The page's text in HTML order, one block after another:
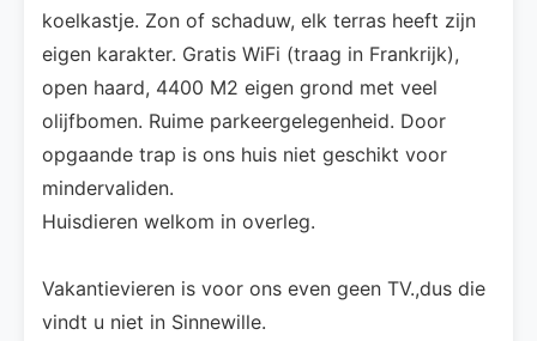
koelkastje. Zon of schaduw, elk terras heeft zijn
eigen karakter. Gratis WiFi (traag in Frankrijk),
open haard, 4400 M2 eigen grond met veel
olijfbomen. Ruime parkeergelegenheid. Door
opgaande trap is ons huis niet geschikt voor
mindervaliden.
Huisdieren welkom in overleg.
Vakantievieren is voor ons even geen TV.,dus die
vindt u niet in Sinnewille.